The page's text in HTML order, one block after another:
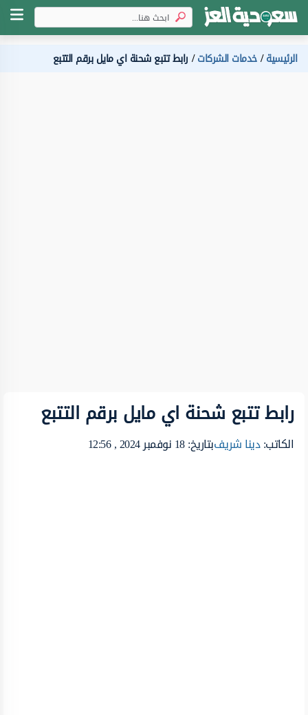
الرئيسية خدمات الشركات رابط تتبع شحنة اي مايل برقم التتبع
رابط تتبع شحنة اي مايل برقم التتبع
الكاتب:دينا شريفبتاريخ: 18 نوفمبر 2024 , 12:56